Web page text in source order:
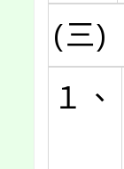
(三)
１、